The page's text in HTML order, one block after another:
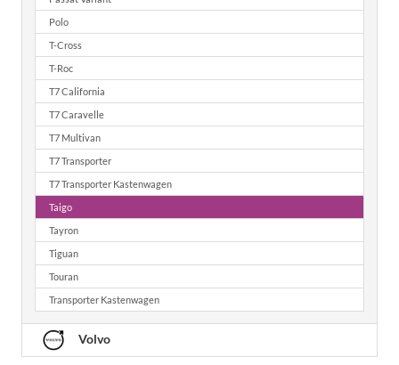
Polo
T-Cross
T-Roc
T7 California
T7 Caravelle
T7 Multivan
T7 Transporter
T7 Transporter Kastenwagen
Taigo
Tayron
Tiguan
Touran
Transporter Kastenwagen
Volvo